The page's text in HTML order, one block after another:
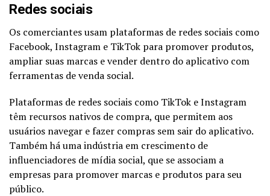
Redes sociais
Os comerciantes usam plataformas de redes sociais como
Facebook, Instagram e TikTok para promover produtos,
ampliar suas marcas e vender dentro do aplicativo com
ferramentas de venda social.
Plataformas de redes sociais como TikTok e Instagram
têm recursos nativos de compra, que permitem aos
usuários navegar e fazer compras sem sair do aplicativo.
Também há uma indústria em crescimento de
influenciadores de mídia social, que se associam a
empresas para promover marcas e produtos para seu
público.